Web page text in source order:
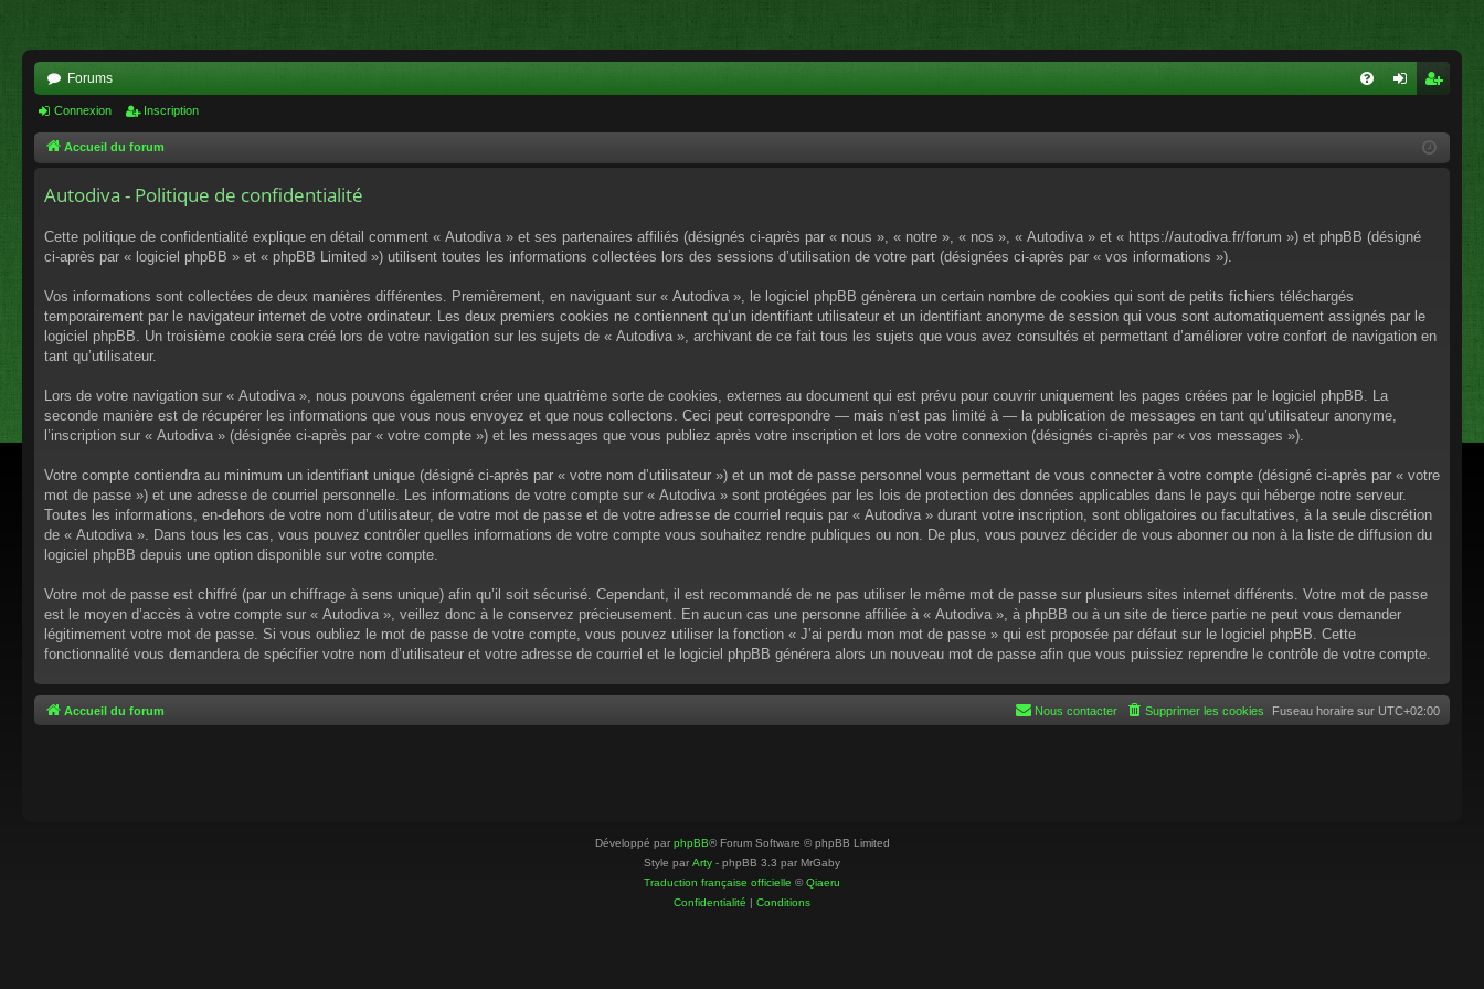
Forums
cri
Connexion Inscription
Accueil du forum
Autodiva - Politique de confidentialité
Cette politique de confidentialité explique en détail comment « Autodiva » et ses partenaires affiliés (désignés ci-après par « nous », « notre », « nos », « Autodiva » et « https://autodiva.fr/forum ») et phpBB (désigné
ci-après par « logiciel phpBB » et « phpBB Limited ») utilisent toutes les informations collectées lors des sessions d’utilisation de votre part (désignées ci-après par « vos informations »).
Vos informations sont collectées de deux manières différentes. Premièrement, en naviguant sur « Autodiva », le logiciel phpBB génèrera un certain nombre de cookies qui sont de petits fichiers téléchargés
temporairement par le navigateur internet de votre ordinateur. Les deux premiers cookies ne contiennent qu’un identifiant utilisateur et un identifiant anonyme de session qui vous sont automatiquement assignés par le
logiciel phpBB. Un troisième cookie sera créé lors de votre navigation sur les sujets de « Autodiva », archivant de ce fait tous les sujets que vous avez consultés et permettant d’améliorer votre confort de navigation en
tant qu’utilisateur.
Lors de votre navigation sur « Autodiva », nous pouvons également créer une quatrième sorte de cookies, externes au document qui est prévu pour couvrir uniquement les pages créées par le logiciel phpBB. La
seconde manière est de récupérer les informations que vous nous envoyez et que nous collectons. Ceci peut correspondre — mais n’est pas limité à — la publication de messages en tant qu’utilisateur anonyme,
l’inscription sur « Autodiva » (désignée ci-après par « votre compte ») et les messages que vous publiez après votre inscription et lors de votre connexion (désignés ci-après par « vos messages »).
Votre compte contiendra au minimum un identifiant unique (désigné ci-après par « votre nom d’utilisateur ») et un mot de passe personnel vous permettant de vous connecter à votre compte (désigné ci-après par « votre
mot de passe ») et une adresse de courriel personnelle. Les informations de votre compte sur « Autodiva » sont protégées par les lois de protection des données applicables dans le pays qui héberge notre serveur.
Toutes les informations, en-dehors de votre nom d’utilisateur, de votre mot de passe et de votre adresse de courriel requis par « Autodiva » durant votre inscription, sont obligatoires ou facultatives, à la seule discrétion
de « Autodiva ». Dans tous les cas, vous pouvez contrôler quelles informations de votre compte vous souhaitez rendre publiques ou non. De plus, vous pouvez décider de vous abonner ou non à la liste de diffusion du
logiciel phpBB depuis une option disponible sur votre compte.
Votre mot de passe est chiffré (par un chiffrage à sens unique) afin qu’il soit sécurisé. Cependant, il est recommandé de ne pas utiliser le même mot de passe sur plusieurs sites internet différents. Votre mot de passe
est le moyen d’accès à votre compte sur « Autodiva », veillez donc à le conservez précieusement. En aucun cas une personne affiliée à « Autodiva », à phpBB ou à un site de tierce partie ne peut vous demander
légitimement votre mot de passe. Si vous oubliez le mot de passe de votre compte, vous pouvez utiliser la fonction « J’ai perdu mon mot de passe » qui est proposée par défaut sur le logiciel phpBB. Cette
fonctionnalité vous demandera de spécifier votre nom d’utilisateur et votre adresse de courriel et le logiciel phpBB générera alors un nouveau mot de passe afin que vous puissiez reprendre le contrôle de votre compte.
Accueil du forum Fuseau horaire sur UTC+02:00
Supprimer les cookies
Nous contacter
Développé par phpBB® Forum Software © phpBB Limited
Style par Arty - phpBB 3.3 par MrGaby
Traduction française officielle ©Qiaeru
Confidentialité | Conditions